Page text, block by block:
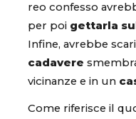
reo confesso
per poi gettarla
Infine, avrebbe
cadavere
vicinanze e in un
Come riferisce il